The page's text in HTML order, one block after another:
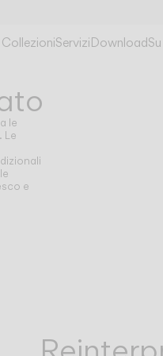
CollezioniServiziDownload
le
Le
e